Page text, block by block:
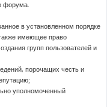
форума.
в установленном порядке
имеющее право
групп пользователей и
порочащих честь и
уполномоченный